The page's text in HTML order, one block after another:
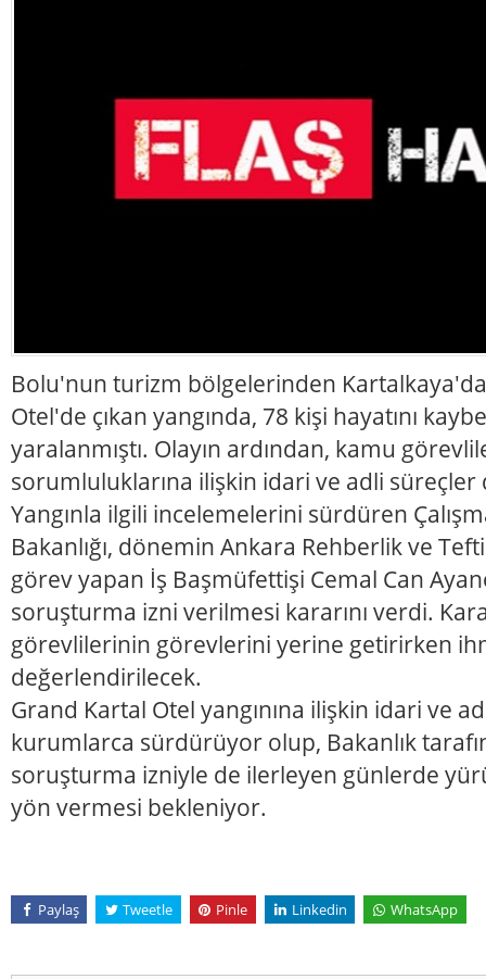
Bolu'nun turizm bölgelerinden
Otel'de çıkan yangında, 78 kişi hayatını
yaralanmıştı. Olayın ardından, kamu
sorumluluklarına ilişkin idari ve adli süreçler
Yangınla ilgili incelemelerini sürdüren
Bakanlığı, dönemin Ankara Rehberlik ve
görev yapan İş Başmüfettişi Cemal Can
soruşturma izni verilmesi kararını verdi.
görevlilerinin görevlerini yerine getirirken
değerlendirilecek.
Grand Kartal Otel yangınına ilişkin idari ve
kurumlarca sürdürüyor olup, Bakanlık
soruşturma izniyle de ilerleyen günlerde
yön vermesi bekleniyor.
Paylaş Tweetle Pinle Linkedin WhatsApp